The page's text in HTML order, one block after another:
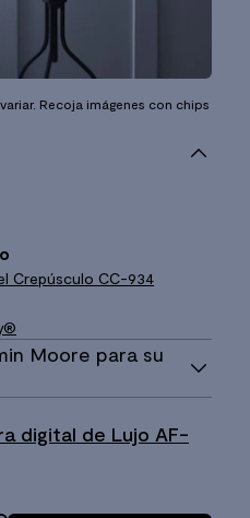
Recoja imágenes con chips
Crepúsculo CC-934
Moore para su
digital de Lujo AF-